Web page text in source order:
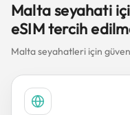
Malta seyahati
eSIM tercih
Malta seyahatleri için